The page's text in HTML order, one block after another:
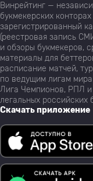
Винрейтинг —
букмекерских
зарегистрированный
(реестровая запись
и обзоры букмекеров,
материалы для
расписание матчей,
по ведущим лигам
Лига Чемпионов, РПЛ и
легальных российских
Скачать приложение